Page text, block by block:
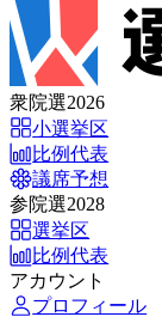
衆院選2026
小選挙区
比例代表
議席予想
参院選2028
選挙区
比例代表
アカウント
プロフィール